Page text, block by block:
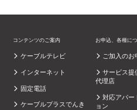
コンテンツのご案内
ケーブルテレビ
インターネット
固定電話
ケーブルプラスでんき
お申込、各種に
ご加入のお
サービス提
代理店
対応アパー
ョン